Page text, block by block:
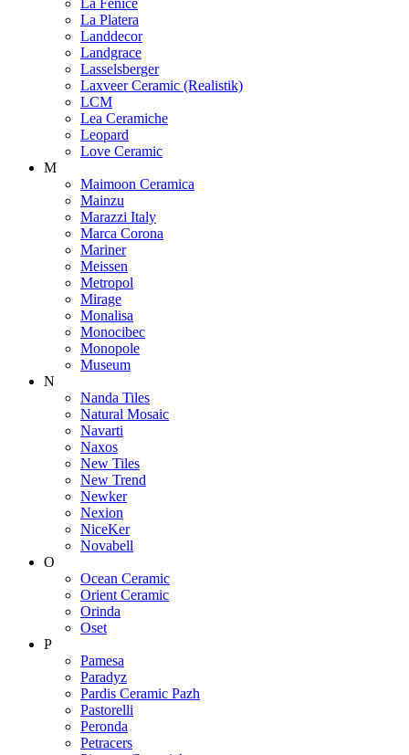
La Platera
Landdecor
Landgrace
Lasselsberger
Laxveer Ceramic (Realistik)
LCM
Lea Ceramiche
Leopard
Love Ceramic
M
Maimoon Ceramica
Mainzu
Marazzi Italy
Marca Corona
Mariner
Meissen
Metropol
Mirage
Monalisa
Monocibec
Monopole
Museum
N
Nanda Tiles
Natural Mosaic
Navarti
Naxos
New Tiles
New Trend
Newker
Nexion
NiceKer
Novabell
O
Ocean Ceramic
Orient Ceramic
Orinda
Oset
P
Pamesa
Paradyz
Pardis Ceramic Pazh
Pastorelli
Peronda
Petracers